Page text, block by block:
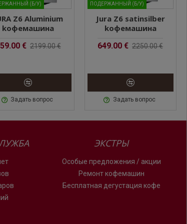
(Б/У)
Z6 Aluminium
kофемашина
€ 2199.00 €
Задать вопрос
ПОДЕРЖАННЫЙ (Б/У)
Jura Z6 satinsilber
kофемашина
649.00 € 2250.00 €
Задать вопрос
внешнего вида. Наряду с приготовлением
ЭКСТРЫ
Особые предложения / акции
Ремонт кофемашин
Бесплатная дегустация кофе